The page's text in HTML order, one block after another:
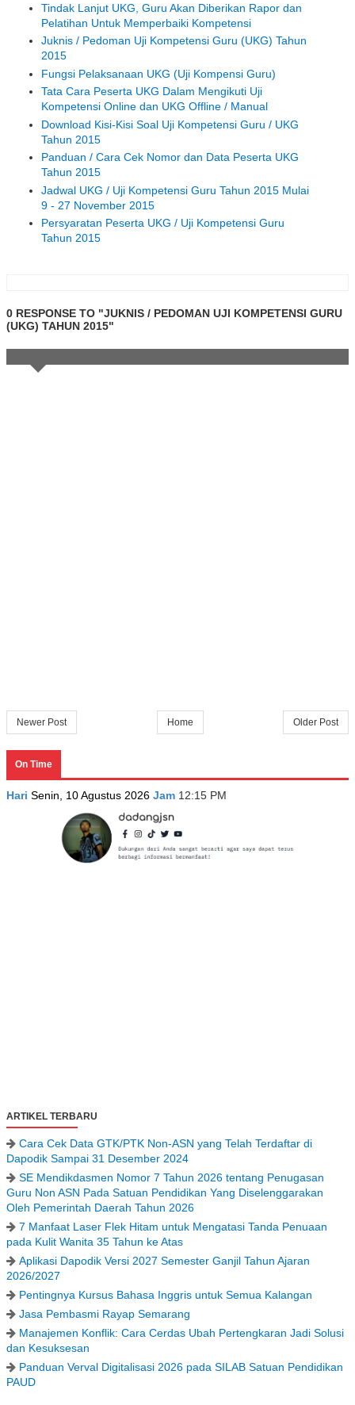
Tindak Lanjut UKG, Guru Akan Diberikan Rapor dan
Pelatihan Untuk Memperbaiki Kompetensi
Juknis / Pedoman Uji Kompetensi Guru (UKG) Tahun
2015
Fungsi Pelaksanaan UKG (Uji Kompensi Guru)
Tata Cara Peserta UKG Dalam Mengikuti Uji
Kompetensi Online dan UKG Offline / Manual
Download Kisi-Kisi Soal Uji Kompetensi Guru / UKG
Tahun 2015
Panduan / Cara Cek Nomor dan Data Peserta UKG
Tahun 2015
Jadwal UKG / Uji Kompetensi Guru Tahun 2015 Mulai
9 - 27 November 2015
Persyaratan Peserta UKG / Uji Kompetensi Guru
Tahun 2015
0 RESPONSE TO "JUKNIS / PEDOMAN UJI KOMPETENSI GURU
(UKG) TAHUN 2015"
Newer Post Older Post
Home
On Time
Hari Senin, 10 Agustus 2026 Jam 12:15 PM
ARTIKEL TERBARU
Cara Cek Data GTK/PTK Non-ASN yang Telah Terdaftar di
Dapodik Sampai 31 Desember 2024
SE Mendikdasmen Nomor 7 Tahun 2026 tentang Penugasan
Guru Non ASN Pada Satuan Pendidikan Yang Diselenggarakan
Oleh Pemerintah Daerah Tahun 2026
7 Manfaat Laser Flek Hitam untuk Mengatasi Tanda Penuaan
pada Kulit Wanita 35 Tahun ke Atas
Aplikasi Dapodik Versi 2027 Semester Ganjil Tahun Ajaran
2026/2027
Pentingnya Kursus Bahasa Inggris untuk Semua Kalangan
Jasa Pembasmi Rayap Semarang
Manajemen Konflik: Cara Cerdas Ubah Pertengkaran Jadi Solusi
dan Kesuksesan
Panduan Verval Digitalisasi 2026 pada SILAB Satuan Pendidikan
PAUD